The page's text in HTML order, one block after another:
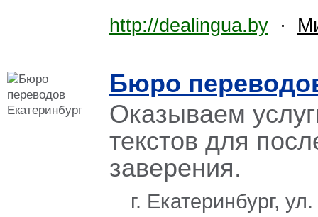
http://dealingua.by ·
Бюро
Оказываем
текстов для
заверения.
г. Екатеринбург,